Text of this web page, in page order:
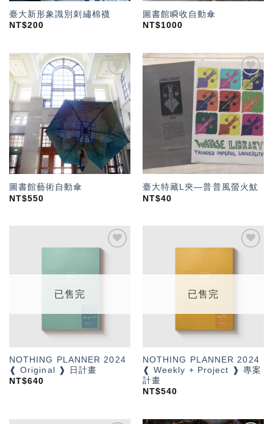
臺大新形象識別刺繡棉襪
NT$200
圖書館瞬收自動傘
NT$1000
加入
「願
望輕
單」
圖書館藝術自動傘
NT$550
加入
「願
望輕
單」
臺大特藏L夾—普普風螢火魷
NT$40
望輕
已售完
NOTHING PLANNER 2024
❰ Original ❱ 日計畫
NT$640
望輕
已售完
NOTHING PLANNER 2024
❰ Weekly + Project ❱ 專案
計畫
NT$540